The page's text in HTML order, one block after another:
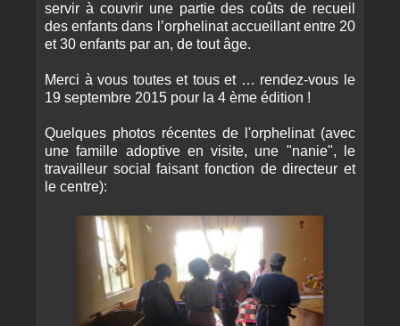
servir à couvrir une partie des coûts de recueil
des enfants dans l’orphelinat accueillant entre 20
et 30 enfants par an, de tout âge.
Merci à vous toutes et tous et … rendez-vous le
19 septembre 2015 pour la 4 ème édition !
Quelques photos récentes de l'orphelinat (avec
une famille adoptive en visite, une "nanie", le
travailleur social faisant fonction de directeur et
le centre):